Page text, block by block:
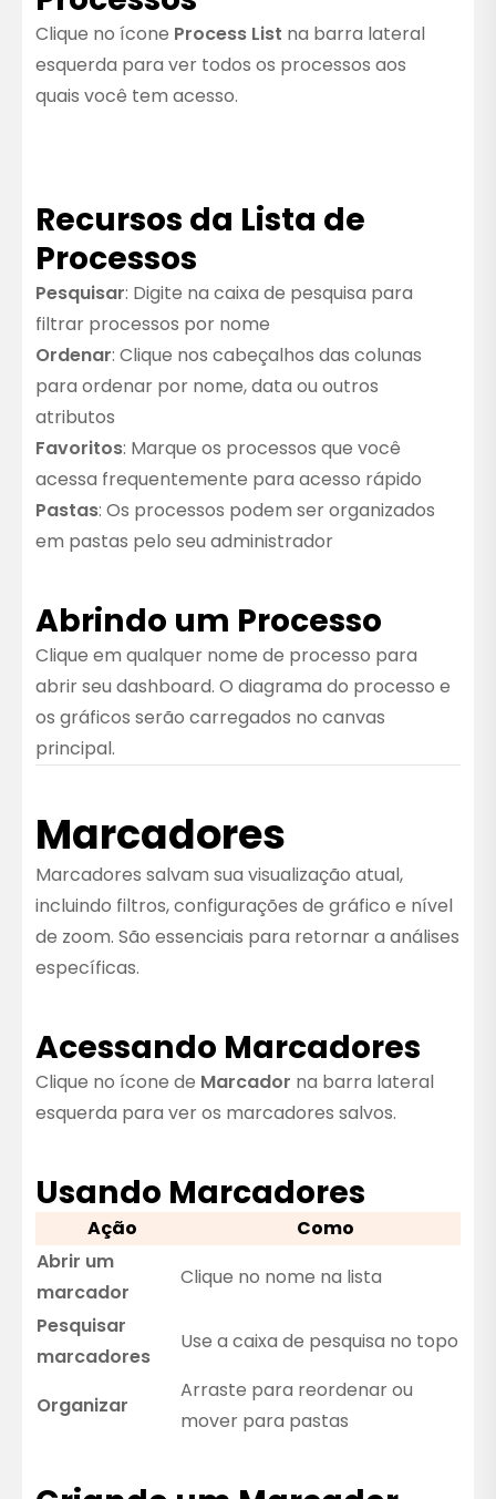
Clique no ícone Process List na barra lateral
esquerda para ver todos os processos aos
quais você tem acesso.
Recursos da Lista de
Processos
Pesquisar: Digite na caixa de pesquisa para
filtrar processos por nome
Ordenar: Clique nos cabeçalhos das colunas
para ordenar por nome, data ou outros
atributos
Favoritos: Marque os processos que você
acessa frequentemente para acesso rápido
Pastas: Os processos podem ser organizados
em pastas pelo seu administrador
Abrindo um Processo
Clique em qualquer nome de processo para
abrir seu dashboard. O diagrama do processo e
os gráficos serão carregados no canvas
principal.
Marcadores
Marcadores salvam sua visualização atual,
incluindo filtros, configurações de gráfico e nível
de zoom. São essenciais para retornar a análises
específicas.
Acessando Marcadores
Clique no ícone de Marcador na barra lateral
esquerda para ver os marcadores salvos.
Usando Marcadores
Ação
Como
Abrir um
marcador
Clique no nome na lista
Pesquisar
marcadores
Use a caixa de pesquisa no topo
Organizar
Arraste para reordenar ou
mover para pastas